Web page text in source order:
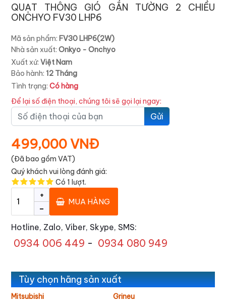
QUẠT THÔNG GIÓ GẮN TƯỜNG 2 CHIỀU
ONCHYO FV30 LHP6
Mã sản phẩm: FV30 LHP6(2W)
Nhà sản xuất: Onkyo - Onchyo
Xuất xứ: Việt Nam
Bảo hành: 12 Tháng
Tình trạng: Có hàng
Để lại số điện thoại, chúng tôi sẽ gọi lại ngay:
Gửi
499,000 VNĐ
(Đã bao gồm VAT)
Quý khách vui lòng đánh giá:
Có 1 lượt.
-
+
MUA HÀNG
Hotline, Zalo, Viber, Skype, SMS:
0934 006 449 - 0934 080 949
Tùy chọn hãng sản xuất
Mitsubishi Grineu